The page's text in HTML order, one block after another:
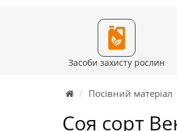
Засоби захисту рослин
Посівний матеріал
Соя сорт